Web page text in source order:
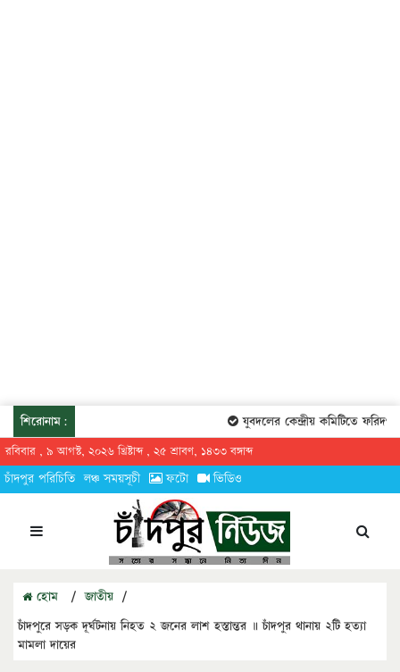
শিরোনাম: যুবদলের কেন্দ্রীয় কমিটিতে
রবিবার , ৯ আগস্ট, ২০২৬ খ্রিষ্টাব্দ , ২৫ শ্রাবণ, ১৪৩৩ বঙ্গাব্দ
চাঁদপুর পরিচিতি লঞ্চ সময়সূচী ফটো ভিডিও
হোম / জাতীয় /
চাঁদপুরে সড়ক দূর্ঘটনায় নিহত ২ জনের লাশ হস্তান্তর ॥ চাঁদপুর থানায় ২টি হত্যা
মামলা দায়ের